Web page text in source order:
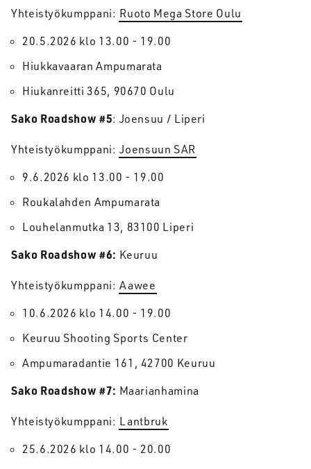
Yhteistyökumppani: Ruoto Mega Store Oulu
20.5.2026 klo 13.00 - 19.00
Hiukkavaaran Ampumarata
Hiukanreitti 365, 90670 Oulu
Sako Roadshow #5: Joensuu / Liperi
Yhteistyökumppani: Joensuun SAR
9.6.2026 klo 13.00 - 19.00
Roukalahden Ampumarata
Louhelanmutka 13, 83100 Liperi
Sako Roadshow #6: Keuruu
Yhteistyökumppani: Aawee
10.6.2026 klo 14.00 - 19.00
Keuruu Shooting Sports Center
Ampumaradantie 161, 42700 Keuruu
Sako Roadshow #7: Maarianhamina
Yhteistyökumppani: Lantbruk
25.6.2026 klo 14.00 - 20.00